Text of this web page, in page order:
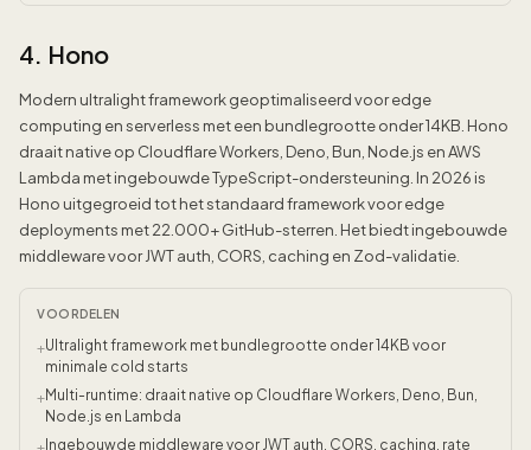
4. Hono
Modern ultralight framework geoptimaliseerd voor edge
computing en serverless met een bundlegrootte onder 14KB. Hono
draait native op Cloudflare Workers, Deno, Bun, Node.js en AWS
Lambda met ingebouwde TypeScript-ondersteuning. In 2026 is
Hono uitgegroeid tot het standaard framework voor edge
deployments met 22.000+ GitHub-sterren. Het biedt ingebouwde
middleware voor JWT auth, CORS, caching en Zod-validatie.
VOORDELEN
+Ultralight framework met bundlegrootte onder 14KB voor
minimale cold starts
+Multi-runtime: draait native op Cloudflare Workers, Deno, Bun,
Node.js en Lambda
Ingebouwde middleware voor JWT auth, CORS, caching, rate